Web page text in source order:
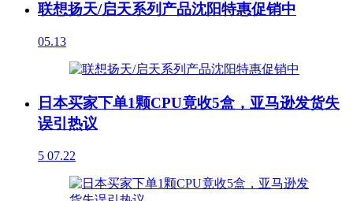
联想扬天/启天系列产品沈阳特惠促销中
05.13
日本买家下单1颗CPU竟收5盒，亚马逊发货失
误引热议
5 07.22